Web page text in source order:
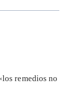
remedios no